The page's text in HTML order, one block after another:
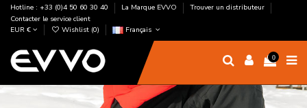
Hotline : +33 (0)4 50 60 30 40 La Marque EVVO
Trouver un distributeur
Contacter le service client
EUR €
Wishlist (0) Français
0